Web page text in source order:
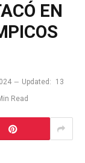
EN
Updated:
13
Read